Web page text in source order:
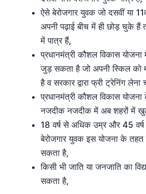
ऐसे बेरोजगार युवक जो दसवीं या
अपनी पढ़ाई बीच में ही छोड़ चुके हैं
में पात्र हैं,
प्रधानमंत्री कौशल विकास योजना में
जुड़ सकता है जो अपनी स्किल को
है व सरकार द्वारा फ्री ट्रेनिंग लेना
प्रधानमंत्री कौशल विकास
नजदीक नजदीक में अब शहरों में
18 वर्ष से अधिक उम्र और 45
बेरोजगार युवक इस योजना के तहत
सकता है,
किसी भी जाति या जनजाति का
सकता है,